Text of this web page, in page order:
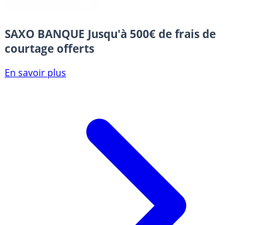
SAXO BANQUE Jusqu'à 500€ de frais de
courtage offerts
En savoir plus